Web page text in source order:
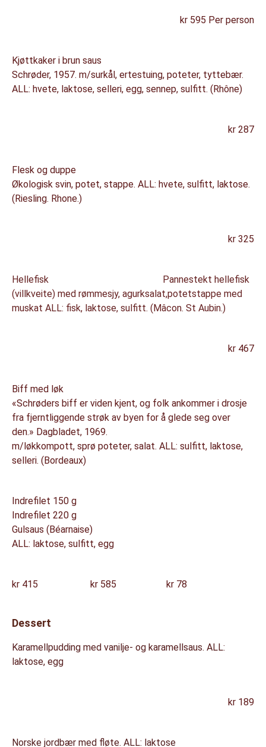
kr 595 Per person
Kjøttkaker i brun saus
Schrøder, 1957. m/surkål, ertestuing, poteter, tyttebær.
ALL: hvete, laktose, selleri, egg, sennep, sulfitt. (Rhône)
kr 287
Flesk og duppe
Økologisk svin, potet, stappe. ALL: hvete, sulfitt, laktose.
(Riesling. Rhone.)
kr 325
Hellefisk Pannestekt hellefisk
(villkveite) med rømmesjy, agurksalat,potetstappe med
muskat ALL: fisk, laktose, sulfitt. (Mâcon. St Aubin.)
kr 467
Biff med løk
«Schrøders biff er viden kjent, og folk ankommer i drosje
fra fjerntliggende strøk av byen for å glede seg over
den.» Dagbladet, 1969.
m/løkkompott, sprø poteter, salat. ALL: sulfitt, laktose,
selleri. (Bordeaux)
Indrefilet 150 g
Indrefilet 220 g
Gulsaus (Béarnaise)
ALL: laktose, sulfitt, egg
kr 415 kr 585 kr 78
Dessert
Karamellpudding med vanilje- og karamellsaus. ALL:
laktose, egg
kr 189
Norske jordbær med fløte. ALL: laktose